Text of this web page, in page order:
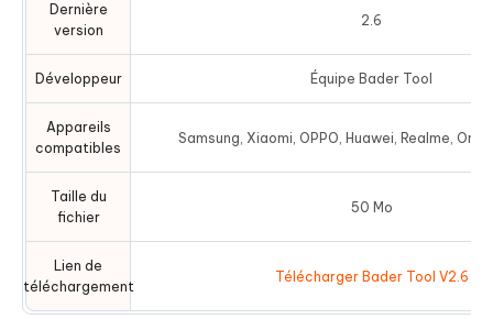
Dernière
version
2.6
Développeur Équipe Bader Tool
Appareils
compatibles
Samsung, Xiaomi, OPPO, Huawei, Realme,
Taille du
fichier
50 Mo
Lien de
téléchargement
Télécharger Bader Tool V2.6